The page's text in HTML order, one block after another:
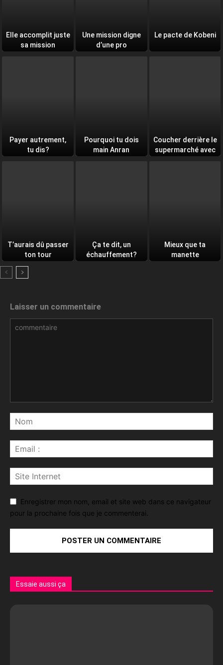
Elle accomplit juste
sa mission
Une mission digne
d’une pro
Le pacte de Kobeni
Payer autrement,
tu dis?
Pourquoi tu dois
main Anran
Coucher derrière le
supermarché avec
T’aurais dû passer
ton tour
Ça te dit, un
échauffement?
Mieux que ta
manette
Laisser un commentaire
Enregistrer mon nom, email et site web dans ce navigateur
pour la prochaine fois que je commenterai.
Essaie aussi ça